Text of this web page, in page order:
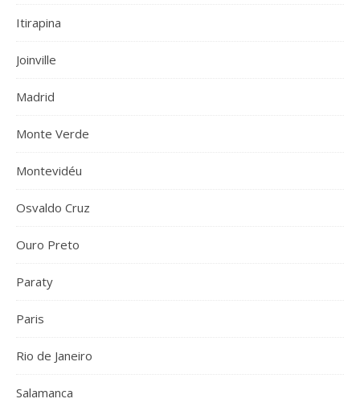
Itirapina
Joinville
Madrid
Monte Verde
Montevidéu
Osvaldo Cruz
Ouro Preto
Paraty
Paris
Rio de Janeiro
Salamanca